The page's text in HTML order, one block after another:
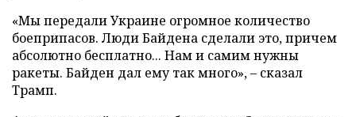
«Мы передали Украине огромное количество
боеприпасов. Люди Байдена сделали это, причем
абсолютно бесплатно... Нам и самим нужны
ракеты. Байден дал ему так много», – сказал
Трамп.